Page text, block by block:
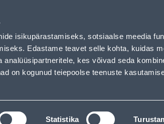
isikupärastamiseks, sotsiaalse meedia
Edastame teavet selle kohta, kuidas
kes võivad seda
on kogunud teiepoolse teenuste
Statistika
Teenused Karjäärileht
OTSI
TÖÖRIISTALAENUTUS